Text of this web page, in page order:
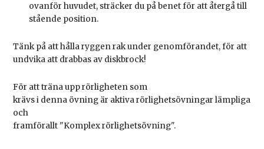
ovanför huvudet, sträcker du på benet för att återgå till
stående position.
Tänk på att hålla ryggen rak under genomförandet, för att
undvika att drabbas av diskbrock!
För att träna upp rörligheten som
krävs i denna övning är aktiva rörlighetsövningar lämpliga
och
framförallt "Komplex rörlighetsövning".